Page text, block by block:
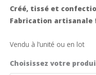
Créé, tissé et
Fabrication artisanale
Vendu à l’unité ou en lot
Choisissez votre